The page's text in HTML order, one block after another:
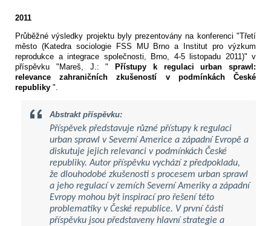
2011
Průběžné výsledky projektu byly prezentovány na konferenci "Třetí
město (Katedra sociologie FSS MU Brno a Institut pro výzkum
reprodukce a integrace společnosti, Brno, 4-5 listopadu 2011)" v
příspěvku "Mareš, J.: "
Přístupy k regulaci urban sprawl:
relevance zahraničních zkušeností v podmínkách České
republiky ".
Abstrakt příspěvku:
Příspěvek představuje různé přístupy k regulaci
urban sprawl v Severní Americe a západní Evropě a
diskutuje jejich relevanci v podmínkách České
republiky. Autor příspěvku vychází z předpokladu,
že dlouhodobé zkušenosti s procesem urban sprawl
a jeho regulací v zemích Severní Ameriky a západní
Evropy mohou být inspirací pro řešení této
problematiky v České republice. V první části
příspěvku jsou představeny hlavní strategie a